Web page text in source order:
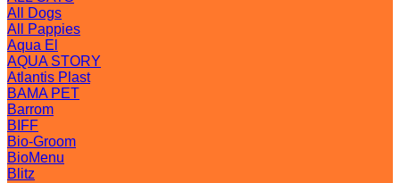
All Dogs
All Pappies
Aqua El
AQUA STORY
Atlantis Plast
BAMA PET
Barrom
BIFF
Bio-Groom
BioMenu
Blitz